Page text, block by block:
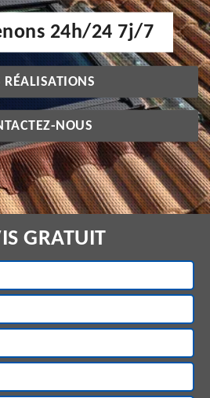
24h/24 7j/7
RÉALISATIONS
NOUS
GRATUIT